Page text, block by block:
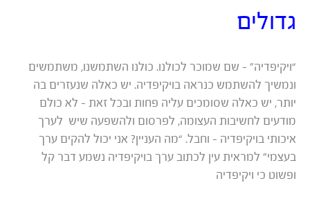
גדולים
“ויקיפדיה” – שם שמוכר לכולנו. כולנו השתמשנו, משתמשים
ונמשיך להשתמש כנראה בויקיפדיה. יש כאלה שנעזרים בה
יותר, יש כאלה שסומכים עליה פחות ובכל זאת – לא כולם
מודעים לחשיבות העצומה, לפרסום ולהשפעה שיש לערך
איכותי בויקיפדיה – וחבל. “מה העניין? אני יכול להקים ערך
בעצמי” למראית עין לכתוב ערך בויקיפדיה נשמע דבר קל
ופשוט כי ויקיפדיה